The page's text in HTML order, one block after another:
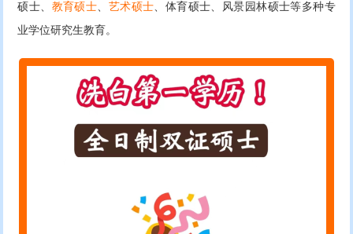
硕士、 教育硕士、 艺术硕士、体育硕士、风景园林硕士等多种专
业学位研究生教育。